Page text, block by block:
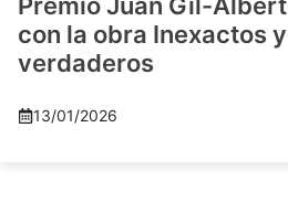
Premio Juan Gil-Albert
con la obra Inexactos y
verdaderos
13/01/2026